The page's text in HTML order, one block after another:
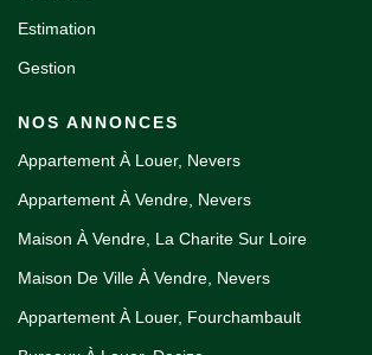
Estimation
Gestion
NOS ANNONCES
Appartement À Louer, Nevers
Appartement À Vendre, Nevers
Maison À Vendre, La Charite Sur Loire
Maison De Ville À Vendre, Nevers
Appartement À Louer, Fourchambault